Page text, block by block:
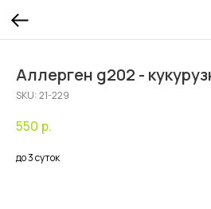
Аллерген g202 -
SKU:21-229
550 р.
до 3 суток